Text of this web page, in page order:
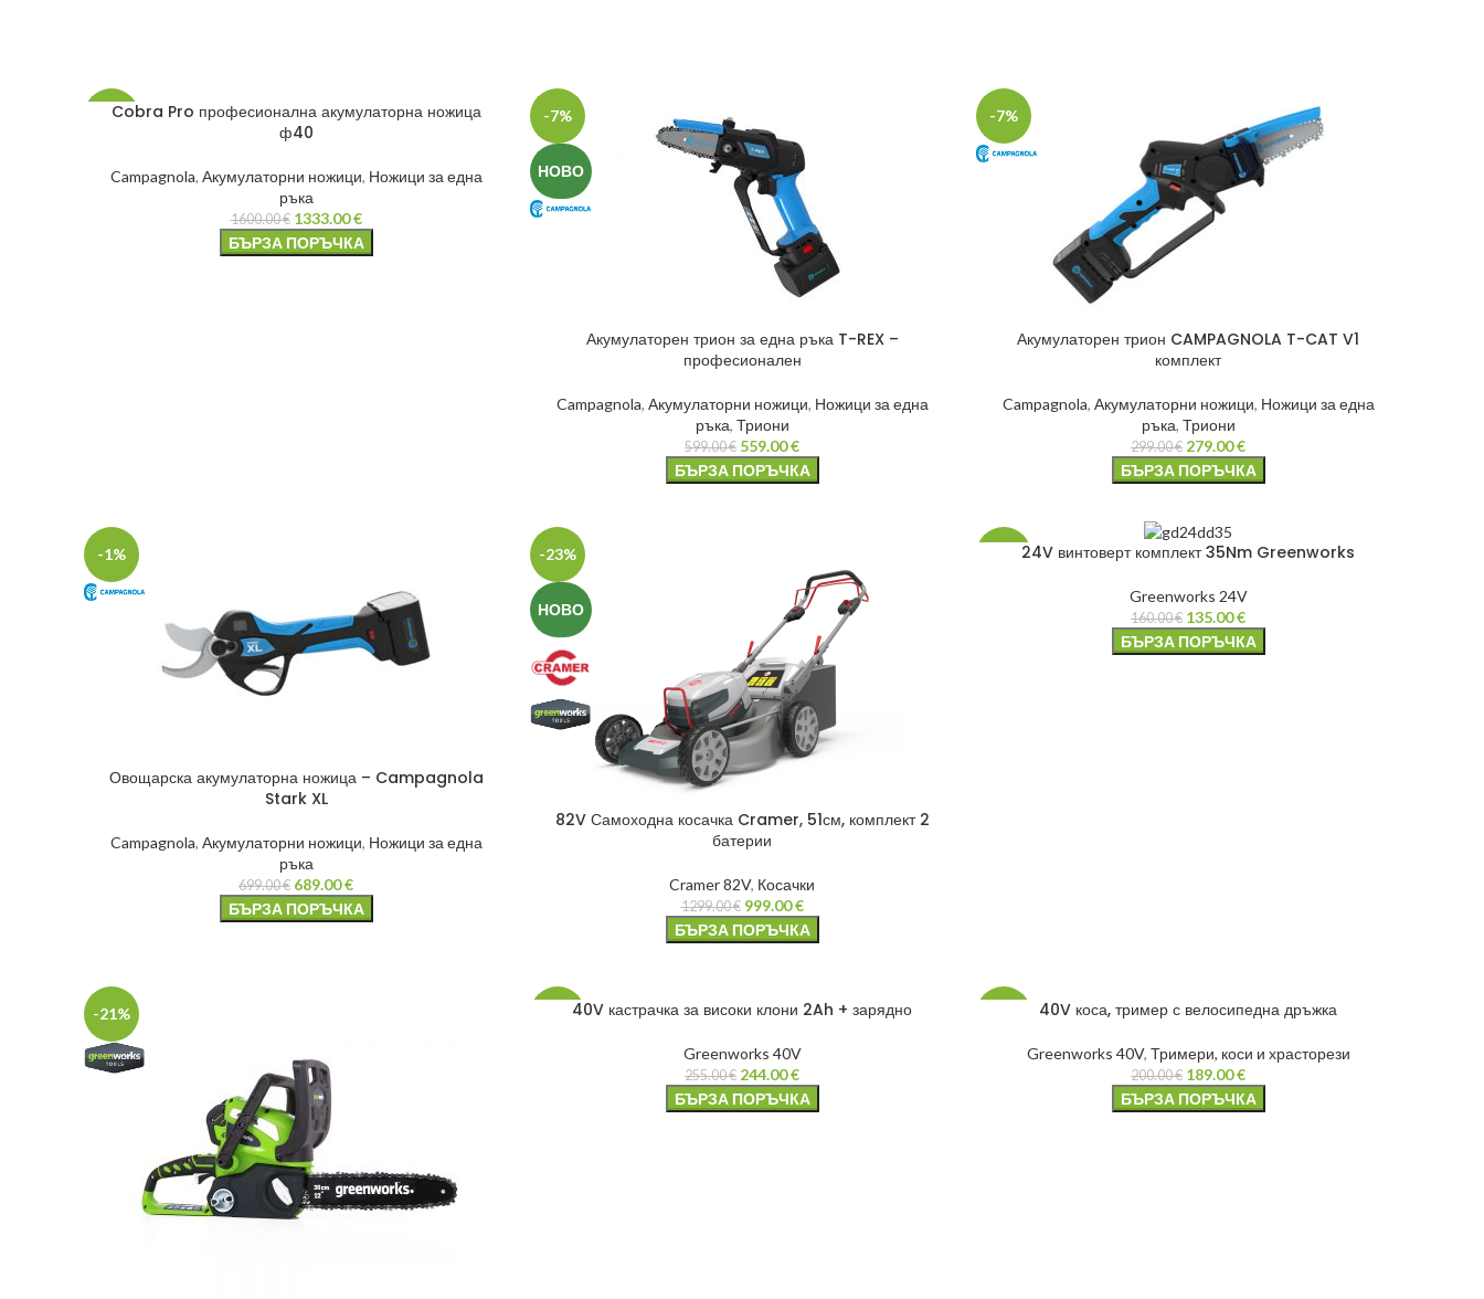
-17%
НОВО
Cobra Pro професионална акумулаторна ножица
ф40
Campagnola, Акумулаторни ножици, Ножици за една
ръка
1600.00€ 1333.00€
БЪРЗА ПОРЪЧКА
-7%
НОВО
Акумулаторен трион за една ръка T-REX –
професионален
Campagnola, Акумулаторни ножици, Ножици за една
ръка, Триони
599.00€ 559.00€
БЪРЗА ПОРЪЧКА
-7%
Акумулаторен трион CAMPAGNOLA T-CAT V1
комплект
Campagnola, Акумулаторни ножици, Ножици за една
ръка, Триони
299.00€ 279.00€
БЪРЗА ПОРЪЧКА
-1%
Овощарска акумулаторна ножица – Campagnola
Stark XL
Campagnola, Акумулаторни ножици, Ножици за една
ръка
699.00€ 689.00€
БЪРЗА ПОРЪЧКА
-23%
НОВО
82V Самоходна косачка Cramer, 51см, комплект 2
батерии
Cramer 82V, Косачки
1299.00€ 999.00€
БЪРЗА ПОРЪЧКА
24V винтоверт комплект 35Nm Greenworks
Greenworks 24V
160.00€ 135.00€
БЪРЗА ПОРЪЧКА
-21% 40V кастрачка за високи клони 2Ah + зарядно
Greenworks 40V
255.00€ 244.00€
БЪРЗА ПОРЪЧКА
40V коса, тример с велосипедна дръжка
Greenworks 40V, Тримери, коси и храсторези
200.00€ 189.00€
БЪРЗА ПОРЪЧКА